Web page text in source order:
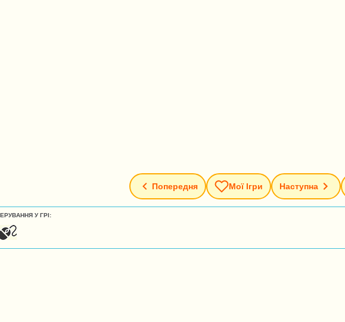
Попередня Мої Ігри Наступна
У ГРІ: